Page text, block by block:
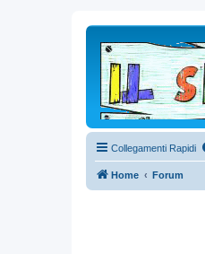
Collegamenti Rapidi
Home Forum